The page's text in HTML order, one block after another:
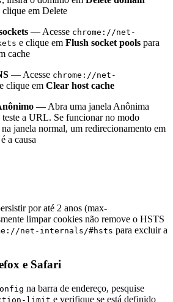
clique em Delete
— Acesse chrome://net-
e clique em Flush socket pools para
cache
— Acesse chrome://net-
e clique em Clear host cache
— Abra uma janela Anônima
teste a URL. Se funcionar no modo
janela normal, um redirecionamento em
a causa
por até 2 anos (max-
limpar cookies não remove o HSTS
net-internals/#hsts para excluir a
e Safari
na barra de endereço, pesquise
limit e verifique se está definido